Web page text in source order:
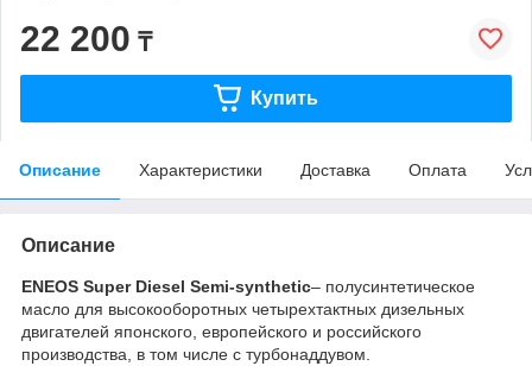
22 200 ₸
Купить
Описание Характеристики Доставка Оплата
Описание
ENEOS Super Diesel Semi-synthetic– полусинтетическое
масло для высокооборотных четырехтактных дизельных
двигателей японского, европейского и российского
производства, в том числе с турбонаддувом.